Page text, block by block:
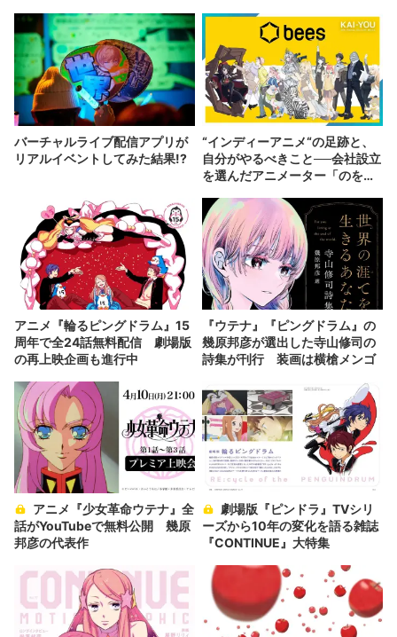
バーチャルライブ配信アプリが
リアルイベントしてみた結果!?
“インディーアニメ“の足跡と、
自分がやるべきこと──会社設立
を選んだアニメーター「のを
アニメ『輪るピングドラム』15
周年で全24話無料配信 劇場版
の再上映企画も進行中
『ウテナ』『ピングドラム』の
幾原邦彦が選出した寺山修司の
詩集が刊行 装画は横槍メンゴ
話がYouTubeで無料公開 幾原
邦彦の代表作
ーズから10年の変化を語る雑誌
『CONTINUE』大特集